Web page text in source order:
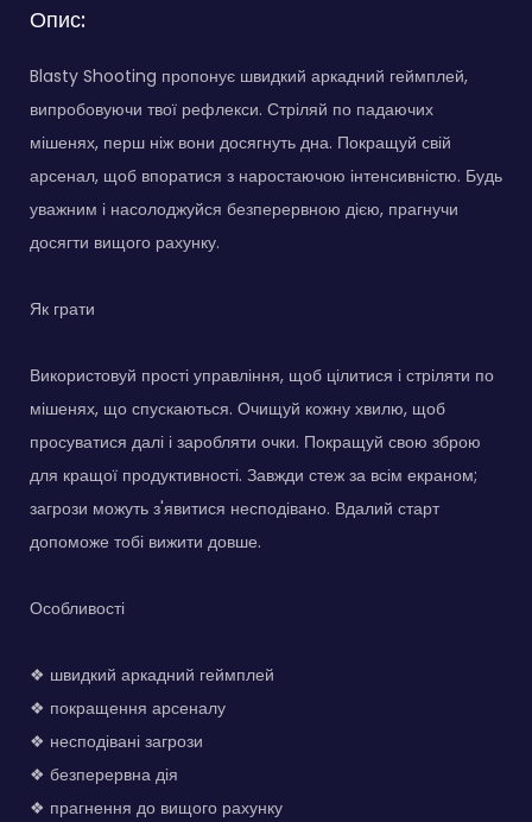
Опис:
Blasty Shooting пропонує швидкий аркадний геймплей,
випробовуючи твої рефлекси. Стріляй по падаючих
мішенях, перш ніж вони досягнуть дна. Покращуй свій
арсенал, щоб впоратися з наростаючою інтенсивністю. Будь
уважним і насолоджуйся безперервною дією, прагнучи
досягти вищого рахунку.
Як грати
Використовуй прості управління, щоб цілитися і стріляти по
мішенях, що спускаються. Очищуй кожну хвилю, щоб
просуватися далі і заробляти очки. Покращуй свою зброю
для кращої продуктивності. Завжди стеж за всім екраном;
загрози можуть з'явитися несподівано. Вдалий старт
допоможе тобі вижити довше.
Особливості
❖ швидкий аркадний геймплей
❖ покращення арсеналу
❖ несподівані загрози
❖ безперервна дія
❖ прагнення до вищого рахунку